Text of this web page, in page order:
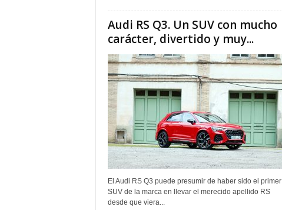
Audi RS Q3. Un SUV con mucho
carácter, divertido y muy...
El Audi RS Q3 puede presumir de haber sido el primer
SUV de la marca en llevar el merecido apellido RS
desde que viera...